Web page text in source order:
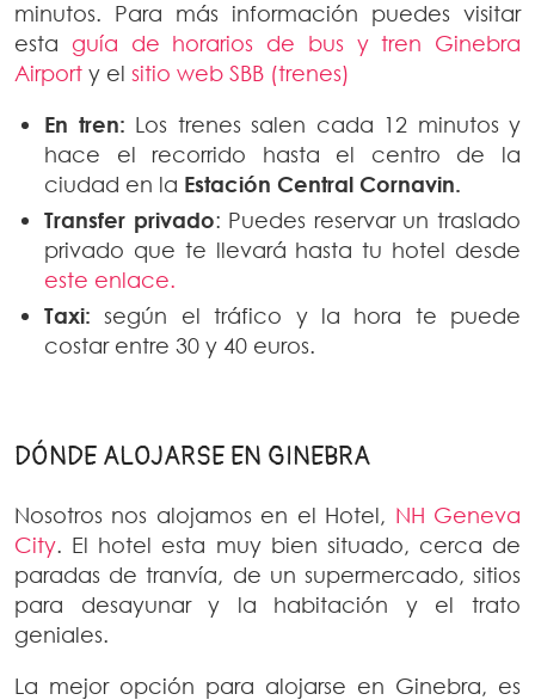
minutos. Para más información puedes visitar
esta guía de horarios de bus y tren Ginebra
Airport y el sitio web SBB (trenes)
En tren: Los trenes salen cada 12 minutos y
hace el recorrido hasta el centro de la
ciudad en la Estación Central Cornavin.
Transfer privado: Puedes reservar un traslado
privado que te llevará hasta tu hotel desde
este enlace.
Taxi: según el tráfico y la hora te puede
costar entre 30 y 40 euros.
DÓNDE ALOJARSE EN GINEBRA
Nosotros nos alojamos en el Hotel, NH Geneva
City. El hotel esta muy bien situado, cerca de
paradas de tranvía, de un supermercado, sitios
para desayunar y la habitación y el trato
geniales.
La mejor opción para alojarse en Ginebra, es